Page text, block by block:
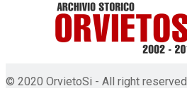
© 2020 OrvietoSi - All right reserved